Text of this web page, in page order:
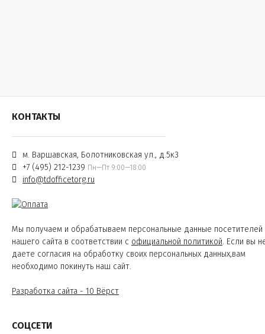
КОНТАКТЫ
м. Варшавская, Болотниковская ул., д.5к3
+7 (495) 212-1239 Пн—Пт 9:00—18:00
info@tdofficetorg.ru
Мы получаем и обрабатываем персональные данные посетителей
нашего сайта в соответствии с официальной политикой. Если вы
даете согласия на обработку своих персональных данных,вам
необходимо покинуть наш сайт.
Разработка сайта - 10 Вёрст
СОЦСЕТИ